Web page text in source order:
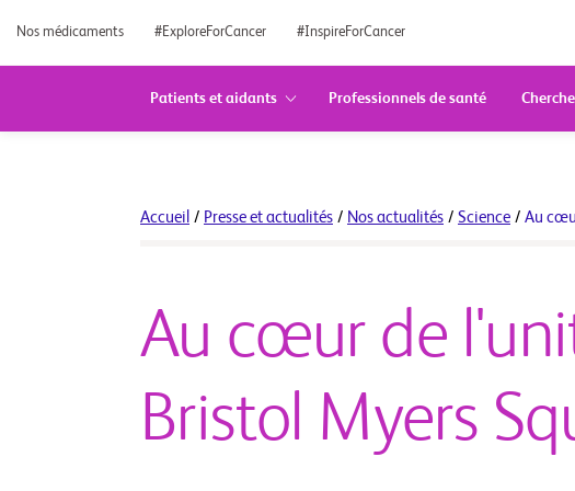
Nos médicaments #ExploreForCancer #InspireForCancer
Patients et aidants Professionnels de santé
Accueil / Presse et actualités / Nos actualités / Science / Au
Au cœur de
Bristol Myers